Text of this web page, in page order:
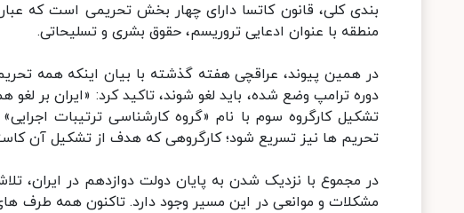
بندی کلی، قانون کاتسا دارای چهار بخش تحریمی است که
منطقه با عنوان ادعایی تروریسم، حقوق بشری و تسلیحاتی.
در همین پیوند، عراقچی هفته گذشته با بیان اینکه همه
دوره ترامپ وضع شده، باید لغو شوند، تاکید کرد: «ایران بر لغو
تشکیل کارگروه سوم با نام «گروه کارشناسی ترتیبات
تحریم ها نیز تسریع شود؛ کارگروهی که هدف از تشکیل آن
در مجموع با نزدیک شدن به پایان دولت دوازدهم در ایران،
مشکلات و موانعی در این مسیر وجود دارد. تاکنون همه طرف